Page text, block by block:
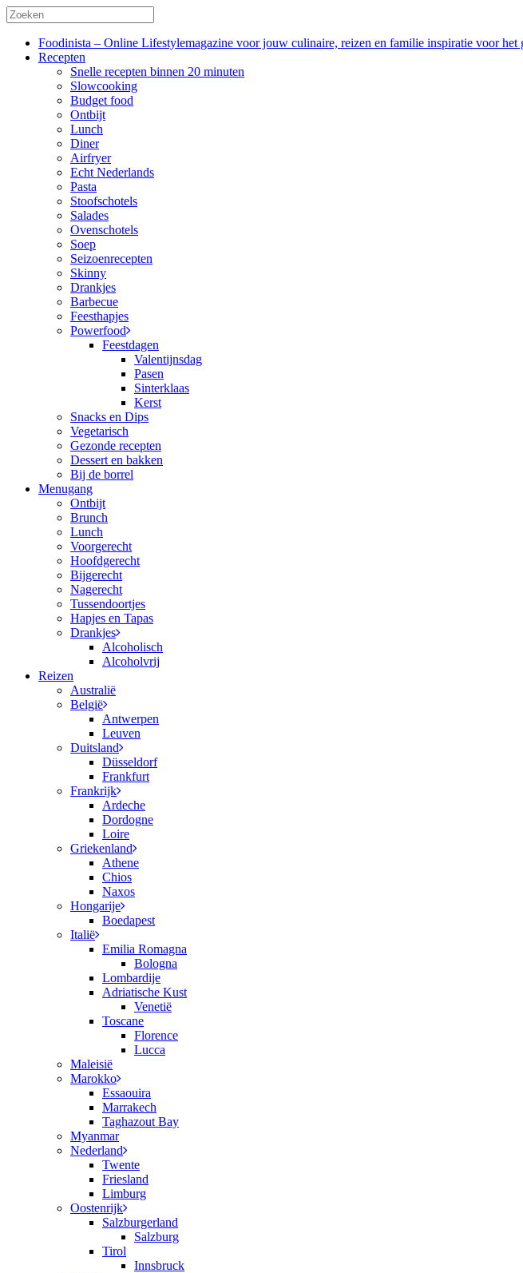
Foodinista – Online Lifestylemagazine voor jouw culinaire, reizen en familie inspiratie voor het
Recepten
Snelle recepten binnen 20 minuten
Slowcooking
Budget food
Ontbijt
Lunch
Diner
Airfryer
Echt Nederlands
Pasta
Stoofschotels
Salades
Ovenschotels
Soep
Seizoenrecepten
Skinny
Drankjes
Barbecue
Feesthapjes
Powerfood
Feestdagen
Valentijnsdag
Pasen
Sinterklaas
Kerst
Snacks en Dips
Vegetarisch
Gezonde recepten
Dessert en bakken
Bij de borrel
Menugang
Ontbijt
Brunch
Lunch
Voorgerecht
Hoofdgerecht
Bijgerecht
Nagerecht
Tussendoortjes
Hapjes en Tapas
Drankjes
Alcoholisch
Alcoholvrij
Reizen
Australië
België
Antwerpen
Leuven
Duitsland
Düsseldorf
Frankfurt
Frankrijk
Ardeche
Dordogne
Loire
Griekenland
Athene
Chios
Naxos
Hongarije
Boedapest
Italië
Emilia Romagna
Bologna
Lombardije
Adriatische Kust
Venetië
Toscane
Florence
Lucca
Maleisië
Marokko
Essaouira
Marrakech
Taghazout Bay
Myanmar
Nederland
Twente
Friesland
Limburg
Oostenrijk
Salzburgerland
Salzburg
Tirol
Innsbruck